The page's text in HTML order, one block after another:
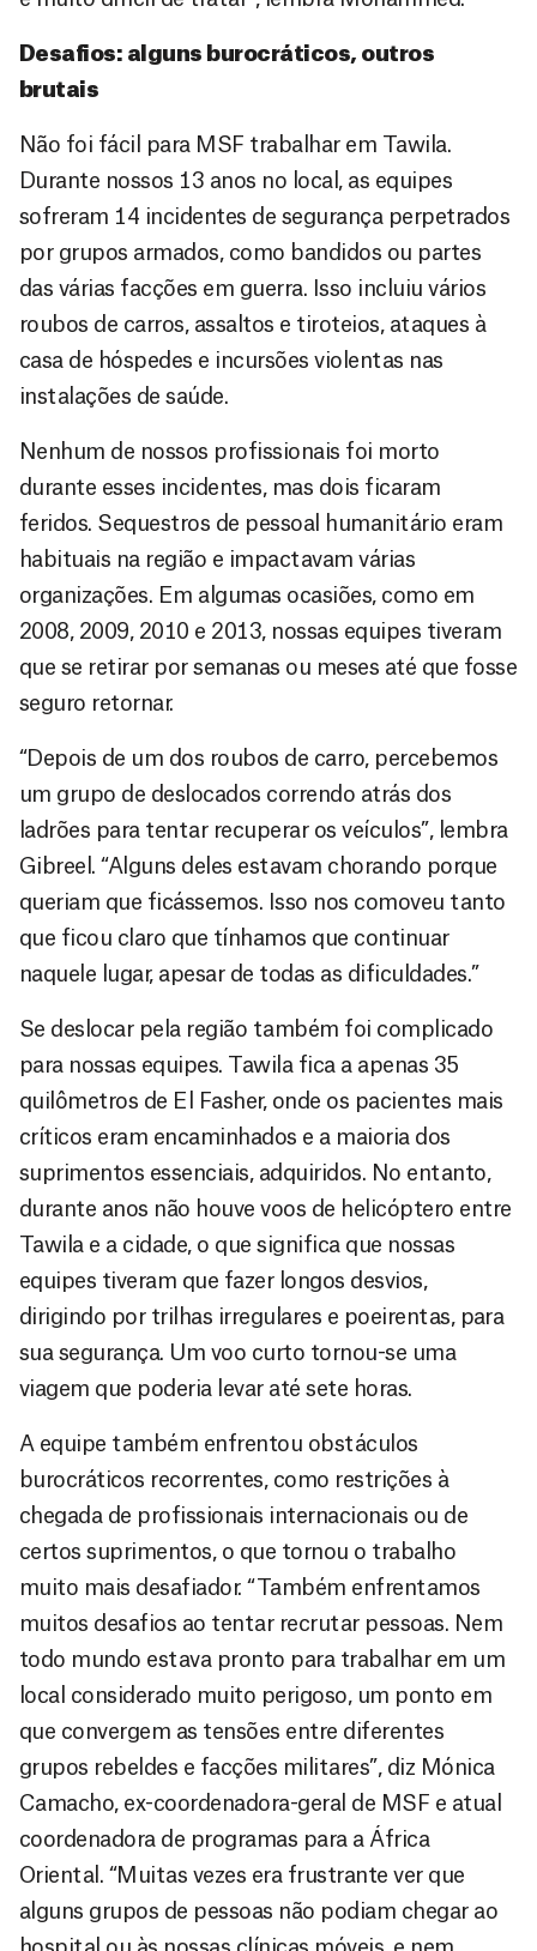
Desafios: alguns burocráticos, outros
brutais
Não foi fácil para MSF trabalhar em Tawila.
Durante nossos 13 anos no local, as equipes
sofreram 14 incidentes de segurança perpetrados
por grupos armados, como bandidos ou partes
das várias facções em guerra. Isso incluiu vários
roubos de carros, assaltos e tiroteios, ataques à
casa de hóspedes e incursões violentas nas
instalações de saúde.
Nenhum de nossos profissionais foi morto
durante esses incidentes, mas dois ficaram
feridos. Sequestros de pessoal humanitário eram
habituais na região e impactavam várias
organizações. Em algumas ocasiões, como em
2008, 2009, 2010 e 2013, nossas equipes tiveram
que se retirar por semanas ou meses até que fosse
seguro retornar.
“Depois de um dos roubos de carro, percebemos
um grupo de deslocados correndo atrás dos
ladrões para tentar recuperar os veículos”, lembra
Gibreel. “Alguns deles estavam chorando porque
queriam que ficássemos. Isso nos comoveu tanto
que ficou claro que tínhamos que continuar
naquele lugar, apesar de todas as dificuldades.”
Se deslocar pela região também foi complicado
para nossas equipes. Tawila fica a apenas 35
quilômetros de El Fasher, onde os pacientes mais
críticos eram encaminhados e a maioria dos
suprimentos essenciais, adquiridos. No entanto,
durante anos não houve voos de helicóptero entre
Tawila e a cidade, o que significa que nossas
equipes tiveram que fazer longos desvios,
dirigindo por trilhas irregulares e poeirentas, para
sua segurança. Um voo curto tornou-se uma
viagem que poderia levar até sete horas.
A equipe também enfrentou obstáculos
burocráticos recorrentes, como restrições à
chegada de profissionais internacionais ou de
certos suprimentos, o que tornou o trabalho
muito mais desafiador. “Também enfrentamos
muitos desafios ao tentar recrutar pessoas. Nem
todo mundo estava pronto para trabalhar em um
local considerado muito perigoso, um ponto em
que convergem as tensões entre diferentes
grupos rebeldes e facções militares”, diz Mónica
Camacho, ex-coordenadora-geral de MSF e atual
coordenadora de programas para a África
Oriental. “Muitas vezes era frustrante ver que
alguns grupos de pessoas não podiam chegar ao